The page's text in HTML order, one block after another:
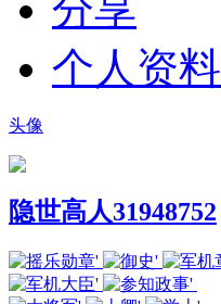
个人资料
头像
隐世高人31948752